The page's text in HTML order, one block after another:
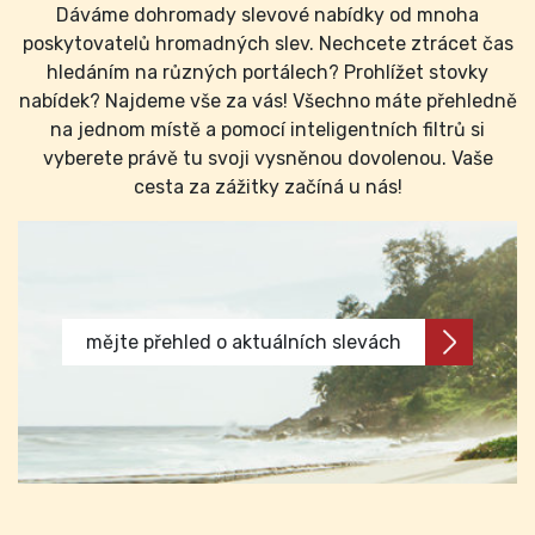
Dáváme dohromady slevové nabídky od mnoha
poskytovatelů hromadných slev. Nechcete ztrácet čas
hledáním na různých portálech? Prohlížet stovky
nabídek? Najdeme vše za vás! Všechno máte přehledně
na jednom místě a pomocí inteligentních filtrů si
vyberete právě tu svoji vysněnou dovolenou. Vaše
cesta za zážitky začíná u nás!
mějte přehled o aktuálních slevách